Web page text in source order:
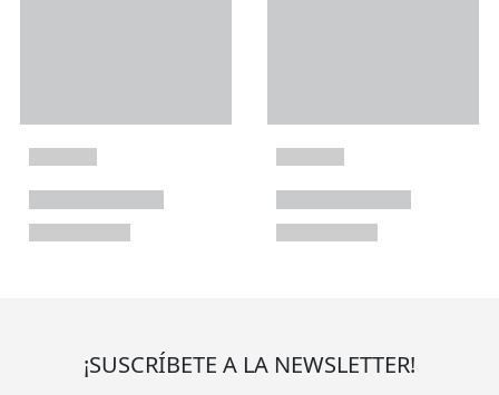
¡SUSCRÍBETE A LA NEWSLETTER!